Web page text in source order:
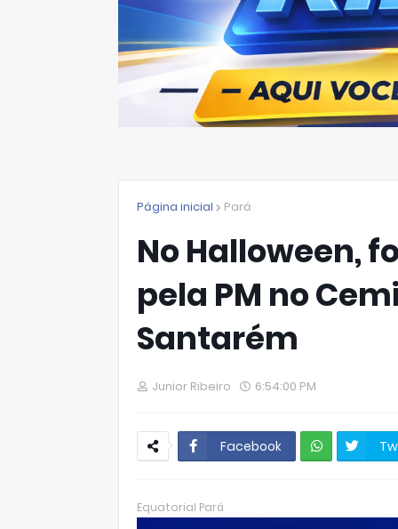
Página inicial Pará
No Halloween,
pela PM no
Santarém
Junior Ribeiro 6:54:00 PM
Facebook
Equatorial Pará